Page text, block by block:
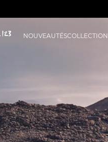
NOUVEAUTÉSCOLLECTION